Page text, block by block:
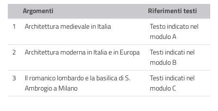
Argomenti
Riferimenti testi
1
Architettura medievale in Italia
Testo indicato nel
modulo A
2
Architettura moderna in Italia e in Europa
Testi indicati nel
modulo B
3
Il romanico lombardo e la basilica di S.
Ambrogio a Milano
Testi indicati nel
modulo C